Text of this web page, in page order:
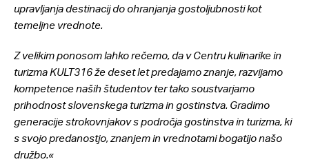
upravljanja destinacij do ohranjanja gostoljubnosti kot
temeljne vrednote.
Z velikim ponosom lahko rečemo, da v Centru kulinarike in
turizma KULT316 že deset let predajamo znanje, razvijamo
kompetence naših študentov ter tako soustvarjamo
prihodnost slovenskega turizma in gostinstva. Gradimo
generacije strokovnjakov s področja gostinstva in turizma, ki
s svojo predanostjo, znanjem in vrednotami bogatijo našo
družbo.«